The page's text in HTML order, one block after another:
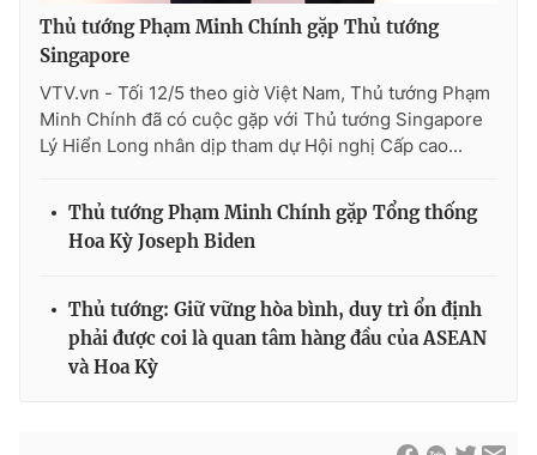
Thủ tướng Phạm Minh Chính gặp Thủ tướng
Singapore
VTV.vn - Tối 12/5 theo giờ Việt Nam, Thủ tướng Phạm
Minh Chính đã có cuộc gặp với Thủ tướng Singapore
Lý Hiển Long nhân dịp tham dự Hội nghị Cấp cao...
Thủ tướng Phạm Minh Chính gặp Tổng thống
Hoa Kỳ Joseph Biden
Thủ tướng: Giữ vững hòa bình, duy trì ổn định
phải được coi là quan tâm hàng đầu của ASEAN
và Hoa Kỳ